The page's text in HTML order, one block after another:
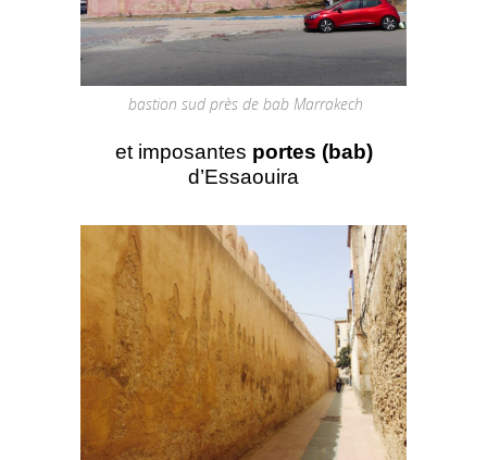
bastion sud près de bab Marrakech
et imposantes portes (bab)
d’Essaouira